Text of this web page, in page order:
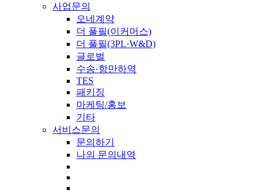
사업문의
오네계약
더 풀필(이커머스)
더 풀필(3PL·W&D)
글로벌
수송·항만하역
TES
패키징
마케팅/홍보
기타
서비스문의
문의하기
나의 문의내역